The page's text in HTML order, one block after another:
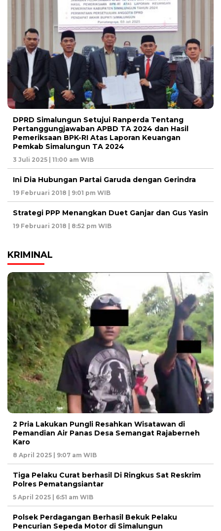
DPRD Simalungun Setujui Ranperda Tentang
Pertanggungjawaban APBD TA 2024 dan Hasil
Pemeriksaan BPK-RI Atas Laporan Keuangan
Pemkab Simalungun TA 2024
3 Juli 2025 | 11:00 am WIB
Ini Dia Hubungan Partai Garuda dengan Gerindra
19 Februari 2018 | 9:01 pm WIB
Strategi PPP Menangkan Duet Ganjar dan Gus Yasin
19 Februari 2018 | 8:52 pm WIB
KRIMINAL
2 Pria Lakukan Pungli Resahkan Wisatawan di
Pemandian Air Panas Desa Semangat Rajaberneh
Karo
8 April 2025 | 9:07 am WIB
Tiga Pelaku Curat berhasil Di Ringkus Sat Reskrim
Polres Pematangsiantar
5 April 2025 | 6:51 am WIB
Polsek Perdagangan Berhasil Bekuk Pelaku
Pencurian Sepeda Motor di Simalungun